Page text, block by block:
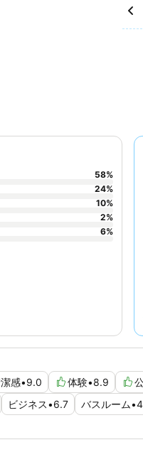
感•9.0 体験•8.9
ビジネス•6.7 バスルーム•
58%
24%
10%
2%
6%